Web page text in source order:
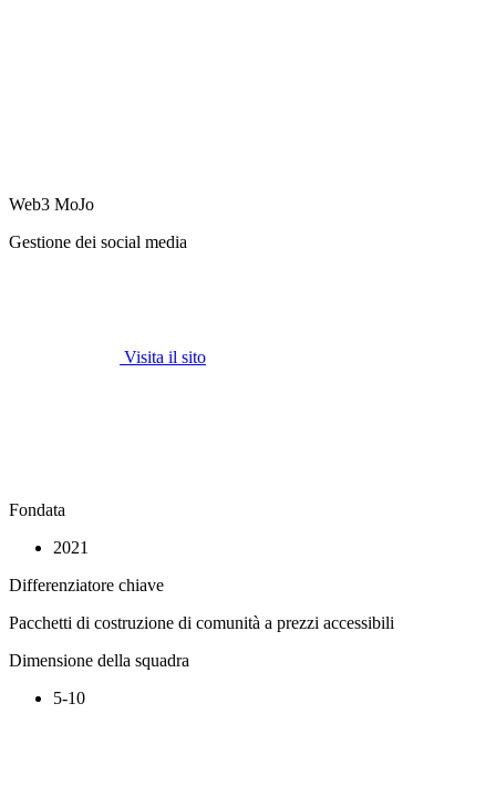
Web3 MoJo
Gestione dei social media
Visita il sito
Fondata
2021
Differenziatore chiave
Pacchetti di costruzione di comunità a prezzi accessibili
Dimensione della squadra
5-10